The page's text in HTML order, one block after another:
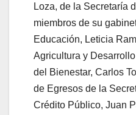
Loza, de la Secretaría
miembros de su
Educación, Leticia
Agricultura y
del Bienestar, Carlos
de Egresos de la
Crédito Público, Juan